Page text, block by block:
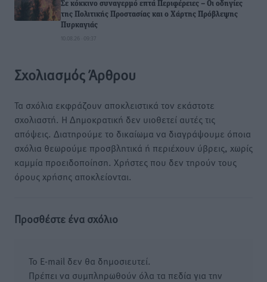
Σε κόκκινο συναγερμό επτά Περιφέρειες – Οι οδηγίες
της Πολιτικής Προστασίας και ο Χάρτης Πρόβλεψης
Πυρκαγιάς
10.08.26 · 09:37
Σχολιασμός Άρθρου
Τα σχόλια εκφράζουν αποκλειστικά τον εκάστοτε
σχολιαστή. Η Δημοκρατική δεν υιοθετεί αυτές τις
απόψεις. Διατηρούμε το δικαίωμα να διαγράψουμε όποια
σχόλια θεωρούμε προσβλητικά ή περιέχουν ύβρεις, χωρίς
καμμία προειδοποίηση. Χρήστες που δεν τηρούν τους
όρους χρήσης αποκλείονται.
Προσθέστε ένα σχόλιο
Το E-mail δεν θα δημοσιευτεί.
Πρέπει να συμπληρωθούν όλα τα πεδία για την